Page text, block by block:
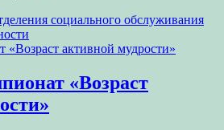
социального обслуживания
«Возраст